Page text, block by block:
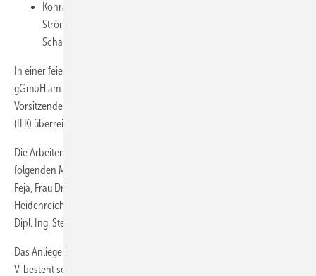
Konrad Friedrich, HTW Dresden: Bestimmung der
Strömungsverhältnisse in einem gegenläufig rotierenden
Schaufelgitter für Axialventilatoren.
In einer feierlichen Veranstaltung (zur Jahresabschlussfeier der ILK
gGmbH am 14.12.2018 wurde der Studienpreis durch den
Vorsitzenden des Vereins, Prof. A. Trogisch, und durch Prof. Franzke
(ILK) überreicht.
Die Arbeiten wurden am ILK Dresden bearbeitet und durch die
folgenden Mitarbeiter des ILK betreut: Dipl. -Ing. Reinsch, Dr. rer. nat.
Feja, Frau Dr. rer. nat. Krahl, Prof. Dr. Ing. Kempe, Dipl. Ing.
Heidenreich, Dipl. Ing. Heinrich, Dipl. Ing. Friebe, Dipl. -Ing. Honke;
Dipl. Ing. Steffan; Dr. rer. nat. Türke und M. Eng. Trommler.
Das Anliegen des Vereins zur Förderung der Luft- und Kältetechnik e.
V. besteht sowohl in der Förderung von Wissenschaft und Forschung